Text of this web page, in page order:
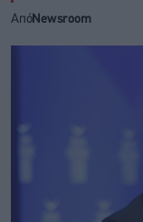
ΑπόNewsroom